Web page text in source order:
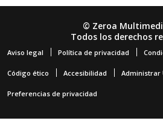
© Zeroa
Todos los derechos
Aviso legal Política de privacidad
Código ético Accesibilidad Administrar
Preferencias de privacidad